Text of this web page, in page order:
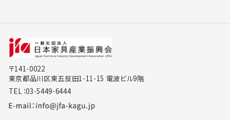
〒141-0022
東京都品川区東五反田1-11-15 電波ビル9階
TEL：03-5449-6444